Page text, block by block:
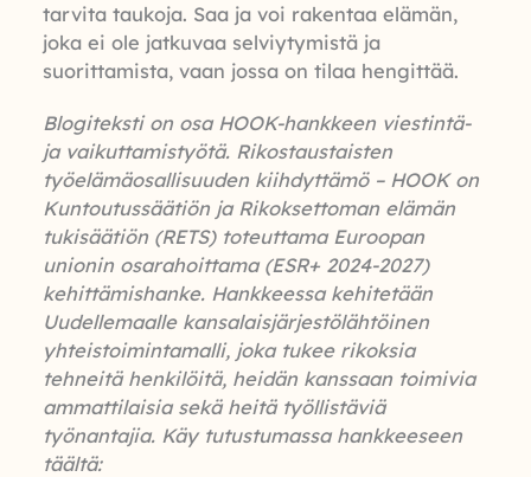
tarvita taukoja. Saa ja voi rakentaa elämän,
joka ei ole jatkuvaa selviytymistä ja
suorittamista, vaan jossa on tilaa hengittää.
Blogiteksti on osa HOOK-hankkeen viestintä-
ja vaikuttamistyötä. Rikostaustaisten
työelämäosallisuuden kiihdyttämö – HOOK on
Kuntoutussäätiön ja Rikoksettoman elämän
tukisäätiön (RETS) toteuttama Euroopan
unionin osarahoittama (ESR+ 2024-2027)
kehittämishanke. Hankkeessa kehitetään
Uudellemaalle kansalaisjärjestölähtöinen
yhteistoimintamalli, joka tukee rikoksia
tehneitä henkilöitä, heidän kanssaan toimivia
ammattilaisia sekä heitä työllistäviä
työnantajia. Käy tutustumassa hankkeeseen
täältä: